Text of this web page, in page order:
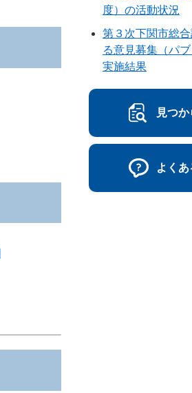
度）の活動状況
第３次下関市総
る意見募集（パ
実施結果
見つ
よく